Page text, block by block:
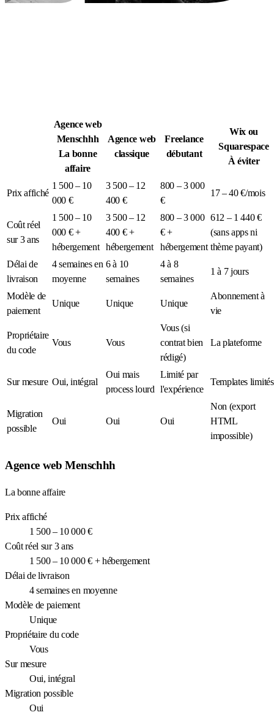
Agence web
Menschhh
La bonne
affaire
Agence web
classique
Freelance
débutant
Wix ou
Squarespace
À éviter
Prix affiché
1 500 – 10
000 €
3 500 – 12
400 €
800 – 3 000
€
17 – 40 €/mois
Coût réel
sur 3 ans
1 500 – 10
000 € +
hébergement
3 500 – 12
400 € +
hébergement
800 – 3 000
€ +
hébergement
612 – 1 440 €
(sans apps ni
thème payant)
Délai de
livraison
4 semaines en
moyenne
6 à 10
semaines
4 à 8
semaines
1 à 7 jours
Modèle de
paiement
Unique Unique Unique
Abonnement à
vie
Propriétaire
du code
Vous Vous
Vous (si
contrat bien
rédigé)
La plateforme
Sur mesure Oui, intégral
Oui mais
process lourd
Limité par
l'expérience
Templates limités
Migration
possible
Oui Oui Oui
Non (export
HTML
impossible)
Agence web Menschhh
La bonne affaire
Prix affiché
1 500 – 10 000 €
Coût réel sur 3 ans
1 500 – 10 000 € + hébergement
Délai de livraison
4 semaines en moyenne
Modèle de paiement
Unique
Propriétaire du code
Vous
Sur mesure
Oui, intégral
Migration possible
Oui